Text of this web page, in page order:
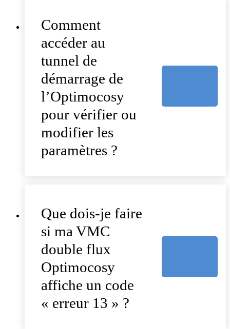
Comment
accéder au
tunnel de
démarrage de
l’Optimocosy
pour vérifier ou
modifier les
paramètres ?
Que dois-je faire
si ma VMC
double flux
Optimocosy
affiche un code
« erreur 13 » ?